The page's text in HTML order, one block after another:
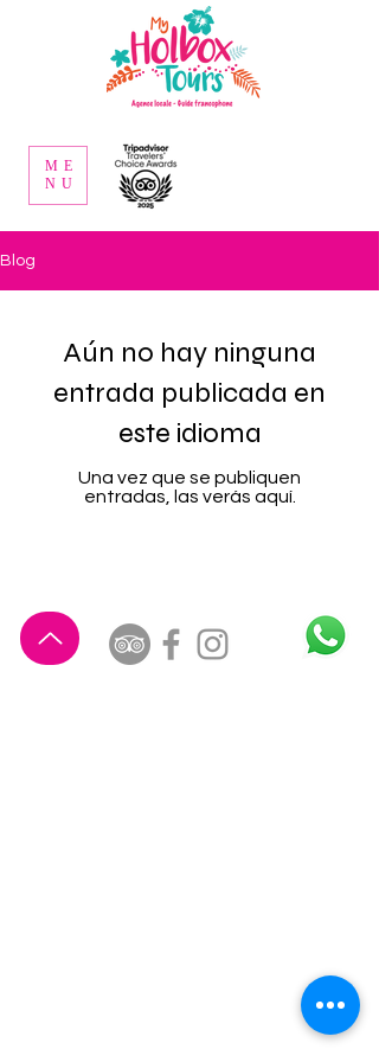
ME
NU
Blog
Aún no hay ninguna
entrada publicada en
este idioma
Una vez que se publiquen
entradas, las verás aquí.